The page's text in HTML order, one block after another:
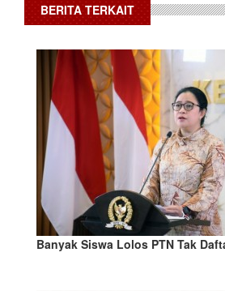
BERITA TERKAIT
Banyak Siswa Lolos PTN Tak